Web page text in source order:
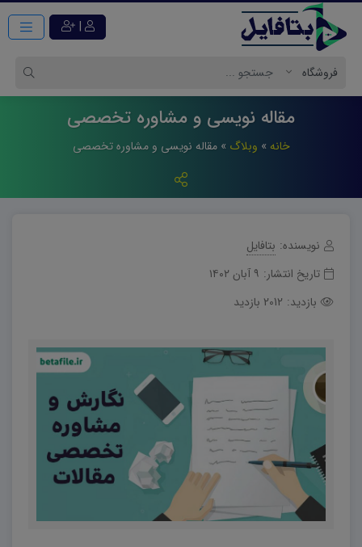
|
مقاله نویسی و مشاوره تخصصی
خانه » وبلاگ »مقاله نویسی و مشاوره تخصصی
نویسنده: بتافایل
تاریخ انتشار: ۹ آبان ۱۴۰۲
بازدید: 2012 بازدید